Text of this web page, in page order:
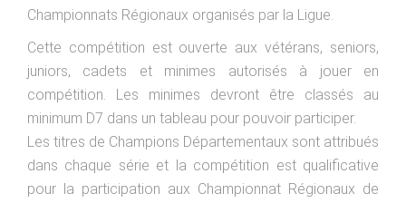
Championnats Régionaux organisés par la Ligue.
Cette compétition est ouverte aux vétérans, seniors,
juniors, cadets et minimes autorisés à jouer en
compétition. Les minimes devront être classés au
minimum D7 dans un tableau pour pouvoir participer.
Les titres de Champions Départementaux sont attribués
dans chaque série et la compétition est qualificative
pour la participation aux Championnat Régionaux de